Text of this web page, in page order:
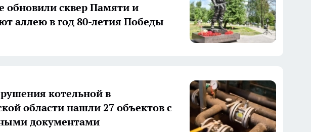
обновили сквер Памяти и
аллею в год 80-летия Победы
котельной в
области нашли 27 объектов с
документами